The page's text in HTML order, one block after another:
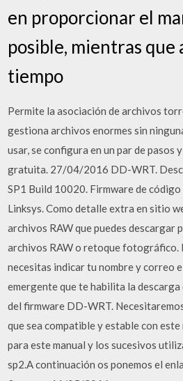
en proporcionar el
posible, mientras que
tiempo
Permite la asociación de archivos
gestiona archivos enormes sin
usar, se configura en un par de pasos
gratuita. 27/04/2016 DD-WRT.
SP1 Build 10020. Firmware de
Linksys. Como detalle extra en sitio
archivos RAW que puedes descargar
archivos RAW o retoque fotográfico.
necesitas indicar tu nombre y correo
emergente que te habilita la
del firmware DD-WRT.
que sea compatible y estable con
para este manual y los sucesivos
sp2.A continuación os ponemos el